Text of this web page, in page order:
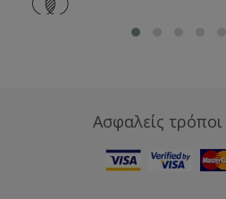
Ασφαλείς